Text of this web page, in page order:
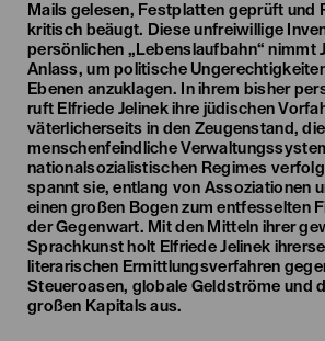
Mails gelesen, Festplatten geprüft und
kritisch beäugt. Diese unfreiwillige
persönlichen „Lebenslaufbahn“ nimmt
Anlass, um politische
Ebenen anzuklagen. In ihrem bisher
ruft Elfriede Jelinek ihre jüdischen
väterlicherseits in den Zeugenstand,
menschenfeindliche
nationalsozialistischen Regimes
spannt sie, entlang von Assoziationen
einen großen Bogen zum entfesselten
der Gegenwart. Mit den Mitteln ihrer
Sprachkunst holt Elfriede Jelinek
literarischen Ermittlungsverfahren
Steueroasen, globale Geldströme und
großen Kapitals aus.